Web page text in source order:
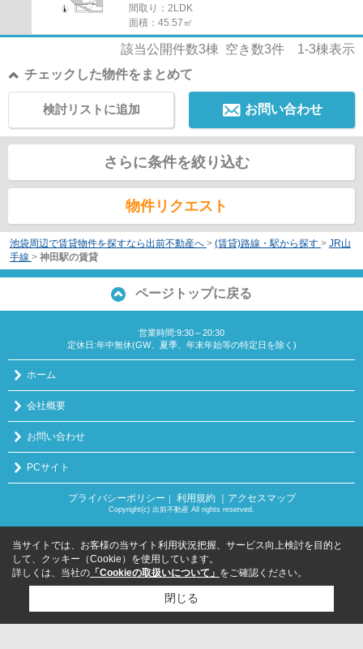
間取り：2LDK
面積：45.57㎡
該当公開件数3棟 空き数3件 1-3棟表示
チェックした物件をまとめて
お問い合わせ
検討リストに追加
さらに条件を絞り込む
物件リクエスト
池袋周辺で賃貸物件を探すなら出前不動産へ > (賃貸)路線・駅から探す > JR山
手線 > 神田駅の賃貸
ページトップに戻る
営業時間:9:30～20:30
定休日:年中無休(GW、夏季、年末年始等の特定日を除く)
ホーム
会社概要
お問い合わせ
PCサイト
プライバシーポリシー ｜ 利用規約 ｜アクセスマップ
Copyright(c) 出前不動産 All rights reserved.
当サイトでは、お客様の当サイト利用状況把握、サービス向上検討を目的と
して、クッキー（Cookie）を使用しています。
詳しくは、当社の 「Cookieの取扱いについて」 をご確認ください。
閉じる